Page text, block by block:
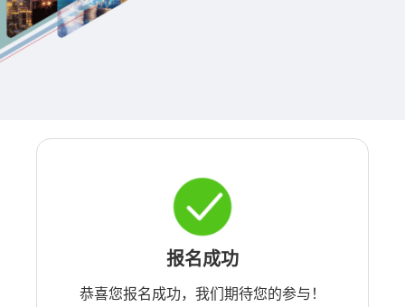
报名成功
恭喜您报名成功，我们期待您的参与！